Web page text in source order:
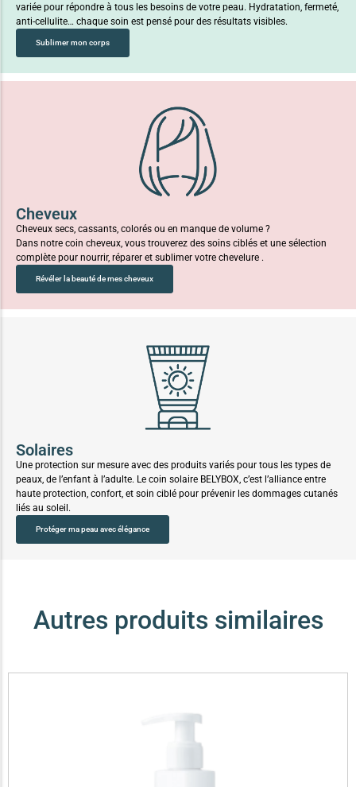
variée pour répondre à tous les besoins de votre peau. Hydratation, fermeté,
anti-cellulite… chaque soin est pensé pour des résultats visibles.
Sublimer mon corps
Cheveux
Cheveux secs, cassants, colorés ou en manque de volume ?
Dans notre coin cheveux, vous trouverez des soins ciblés et une sélection
complète pour nourrir, réparer et sublimer votre chevelure .
Révéler la beauté de mes cheveux
Solaires
Une protection sur mesure avec des produits variés pour tous les types de
peaux, de l’enfant à l’adulte. Le coin solaire BELYBOX, c’est l’alliance entre
haute protection, confort, et soin ciblé pour prévenir les dommages cutanés
liés au soleil.
Protéger ma peau avec élégance
Autres produits similaires